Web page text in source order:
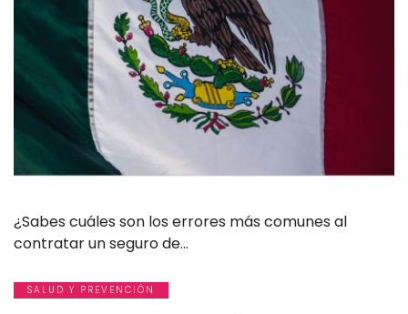
¿Sabes cuáles son los errores más comunes al
contratar un seguro de…
SALUD Y PREVENCIÓN